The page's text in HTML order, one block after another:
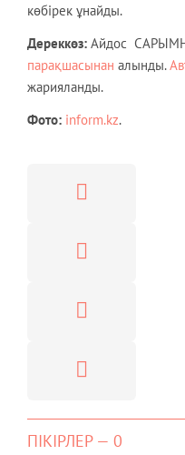
көбірек ұнайды.
Дереккөз: Айдос
парақшасынан алынды.
жарияланды.
Фото: inform.kz.
ПІКІРЛЕР — 0